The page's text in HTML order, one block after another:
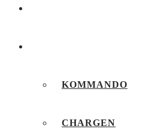
KOMMANDO
CHARGEN